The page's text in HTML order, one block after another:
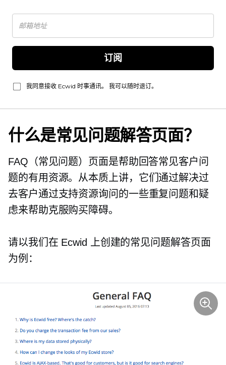
订阅
我同意接收 Ecwid 时事通讯。 我可以随时退订。
什么是常见问题解答页面？
FAQ（常见问题）页面是帮助回答常见客户问
题的有用资源。从本质上讲，它们通过解决过
去客户通过支持资源询问的一些重复问题和疑
虑来帮助克服购买障碍。
请以我们在 Ecwid 上创建的常见问题解答页面
为例：